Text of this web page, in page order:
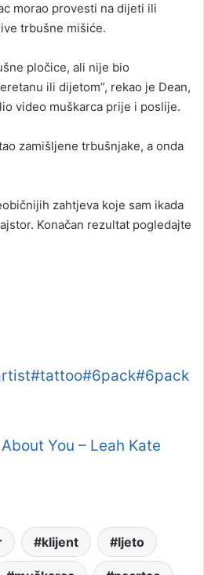
morao provesti na dijeti ili
trbušne mišiće.
pločice, ali nije bio
ili dijetom”, rekao je Dean,
video muškarca prije i poslije.
zamišljene trbušnjake, a onda
zahtjeva koje sam ikada
Konačan rezultat pogledajte
#tattoo#6pack#6pack
You – Leah Kate
klijent ljeto